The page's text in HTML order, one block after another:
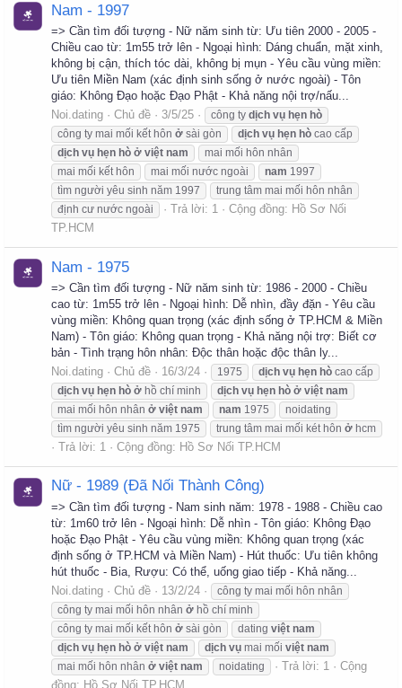
Nam - 1997
=> Cần tìm đối tượng - Nữ năm sinh từ: Ưu tiên 2000 - 2005 -
Chiều cao từ: 1m55 trở lên - Ngoại hình: Dáng chuẩn, mặt xinh,
không bị cận, thích tóc dài, không bị mụn - Yêu cầu vùng miền:
Ưu tiên Miền Nam (xác định sinh sống ở nước ngoài) - Tôn
giáo: Không Đạo hoặc Đạo Phật - Khả năng nội trợ/nấu...
Noi.dating
Chủ đề 3/5/25 công ty dịch vụ hẹn hò
công ty mai mối kết hôn ở sài gòn dịch vụ hẹn hò cao cấp
dịch vụ hẹn hò ở việt nam
mai mối hôn nhân
mai mối kết hôn
mai mối nước ngoài nam 1997
tìm người yêu sinh năm 1997
trung tâm mai mối hôn nhân
định cư nước ngoài
Trả lời: 1 Cộng đồng: Hồ Sơ Nối
TP.HCM
Nam - 1975
=> Cần tìm đối tượng - Nữ năm sinh từ: 1986 - 2000 - Chiều
cao từ: 1m55 trở lên - Ngoại hình: Dễ nhìn, đầy đặn - Yêu cầu
vùng miền: Không quan trọng (xác định sống ở TP.HCM & Miền
Nam) - Tôn giáo: Không quan trọng - Khả năng nội trợ: Biết cơ
bản - Tình trạng hôn nhân: Độc thân hoặc độc thân ly...
Noi.dating
Chủ đề 16/3/24 1975 dịch vụ hẹn hò cao cấp
dịch vụ hẹn hò ở hồ chí minh dịch vụ hẹn hò ở việt nam
mai mối hôn nhân ở việt nam nam 1975
noidating
tìm người yêu sinh năm 1975
trung tâm mai mối két hôn ở hcm
Trả lời: 1 Cộng đồng: Hồ Sơ Nối TP.HCM
Nữ - 1989 (Đã Nối Thành Công)
=> Cần tìm đối tượng - Nam sinh năm: 1978 - 1988 - Chiều cao
từ: 1m60 trở lên - Ngoại hình: Dễ nhìn - Tôn giáo: Không Đạo
hoặc Đạo Phật - Yêu cầu vùng miền: Không quan trọng (xác
định sống ở TP.HCM và Miền Nam) - Hút thuốc: Ưu tiên không
hút thuốc - Bia, Rượu: Có thể, uống giao tiếp - Khả năng...
Noi.dating
Chủ đề 13/2/24
công ty mai mối hôn nhân
công ty mai mối hôn nhân ở hồ chí minh
công ty mai mối kết hôn ở sài gòn dating việt nam
dịch vụ hẹn hò ở việt nam dịch vụ mai mối việt nam
mai mối hôn nhân ở việt nam noidating Trả lời: 1
Cộng
đồng: Hồ Sơ Nối TP.HCM